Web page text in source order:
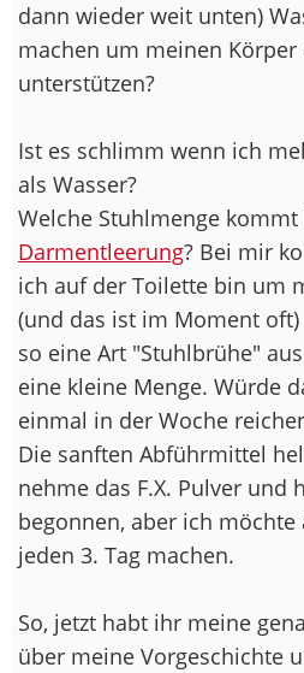
dann wieder weit unten)
machen um meinen Körper
unterstützen?
Ist es schlimm wenn ich
als Wasser?
Welche Stuhlmenge
Darmentleerung? Bei mir
ich auf der Toilette bin um
(und das ist im Moment
so eine Art "Stuhlbrühe"
eine kleine Menge. Würde
einmal in der Woche
Die sanften Abführmittel
nehme das F.X. Pulver und
begonnen, aber ich
jeden 3. Tag machen.
So, jetzt habt ihr meine
über meine Vorgeschichte